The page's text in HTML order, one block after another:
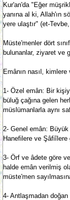
Kur'an'da "Eğer
yanına al ki, Allah'ın
yere ulaştır" (et-
Müste'menler dört
bulunanlar, ziyaret ve
Emânın nasıl,
1- Özel emân: Bir
büluğ çağına gelen
müslümanlarla aynı
2- Genel emân:
Hanefilere ve Şâfiîlere
3- Örf ve âdete göre
halde emân verilmiş
müste'men
4- Antlaşmadan